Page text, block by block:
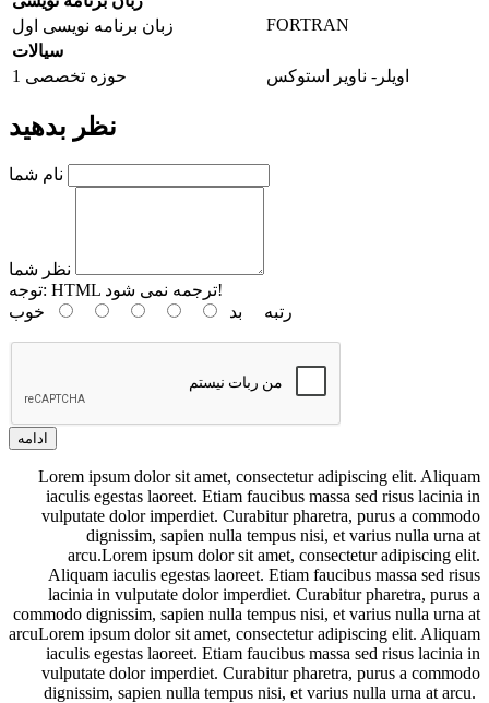
زبان برنامه نویسی اول
FORTRAN
سیالات
حوزه تخصصی 1
اویلر- ناویر استوکس
نظر بدهید
نام شما
نظر شما
توجه:
HTML ترجمه نمی شود!
رتبه بد خوب
ادامه
Lorem ipsum dolor sit amet, consectetur adipiscing elit. Aliquam
iaculis egestas laoreet. Etiam faucibus massa sed risus lacinia in
vulputate dolor imperdiet. Curabitur pharetra, purus a commodo
dignissim, sapien nulla tempus nisi, et varius nulla urna at
arcu.Lorem ipsum dolor sit amet, consectetur adipiscing elit.
Aliquam iaculis egestas laoreet. Etiam faucibus massa sed risus
lacinia in vulputate dolor imperdiet. Curabitur pharetra, purus a
commodo dignissim, sapien nulla tempus nisi, et varius nulla urna at
arcuLorem ipsum dolor sit amet, consectetur adipiscing elit. Aliquam
iaculis egestas laoreet. Etiam faucibus massa sed risus lacinia in
vulputate dolor imperdiet. Curabitur pharetra, purus a commodo
dignissim, sapien nulla tempus nisi, et varius nulla urna at arcu.